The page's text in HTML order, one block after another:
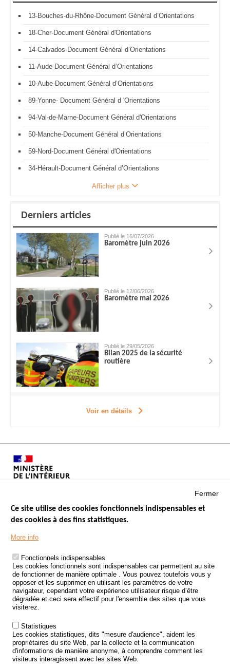
13-Bouches-du-Rhône-Document Général d’Orientations
18-Cher-Document Général d'Orientations
14-Calvados-Document Général d’Orientations
11-Aude-Document Général d’Orientations
10-Aube-Document Général d’Orientations
89-Yonne- Document Général d 'Orientations
94-Val-de-Marne-Document Général d'Orientations
50-Manche-Document Général d’Orientations
59-Nord-Document Général d'Orientations
34-Hérault-Document Général d’Orientations
Afficher plus
Derniers articles
Publié le 16/07/2026
Baromètre juin 2026
Publié le 12/06/2026
Baromètre mai 2026
Publié le 29/05/2026
Bilan 2025 de la sécurité
routière
Voir en détails
Menu
Footer
LES SITES PUBLICS
ÉTAT DE L’INSÉCURITÉ ROUTIÈRE
TRAITEMENT DES DONNÉES PERSONNELLES DES ACCIDENTS DE
LA ROUTE
ETUDES ET RECHERCHES
APPEL À PROJETS
POLITIQUE DE SÉCURITÉ ROUTIÈRE
Outils
AGENDA
Fermer
Ce site utilise des cookies fonctionnels indispensables et
des cookies à des fins statistiques.
More info
Fonctionnels indispensables
Les cookies fonctionnels sont indispensables car permettent au site
de fonctionner de manière optimale . Vous pouvez toutefois vous y
opposer et les supprimer en utilisant les paramètres de votre
navigateur, cependant votre expérience utilisateur risque d’être
dégradée et ceci sera effectif pour l'ensemble des sites que vous
visiterez.
Statistiques
Les cookies statistiques, dits "mesure d'audience", aident les
propriétaires du site Web, par la collecte et la communication
d'informations de manière anonyme, à comprendre comment les
visiteurs interagissent avec les sites Web.